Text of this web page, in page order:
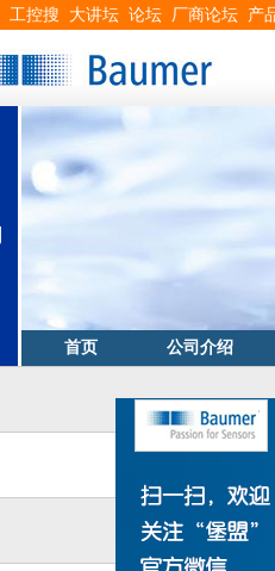
工控搜 大讲坛 论坛 厂商论坛 产
首页 公司介绍